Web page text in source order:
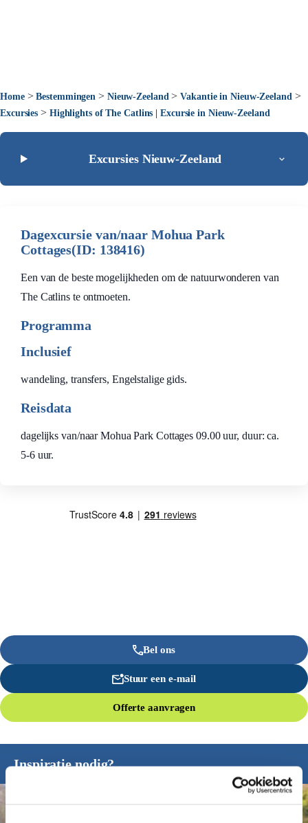
Home>Bestemmingen > Nieuw-Zeeland >Vakantie in Nieuw-Zeeland >
Excursies > Highlights of The Catlins | Excursie in Nieuw-Zeeland
Excursies Nieuw-Zeeland
Dagexcursie van/naar Mohua Park
Cottages(ID: 138416)
Een van de beste mogelijkheden om de natuurwonderen van
The Catlins te ontmoeten.
Programma
Inclusief
wandeling, transfers, Engelstalige gids.
Reisdata
dagelijks van/naar Mohua Park Cottages 09.00 uur, duur: ca.
5-6 uur.
Bel ons
Stuur een e-mail
Offerte aanvragen
Inspiratie nodig?